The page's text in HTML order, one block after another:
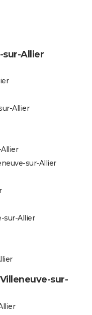
sur-Allier
Allier
sur-Allier
sur-Allier
sur-